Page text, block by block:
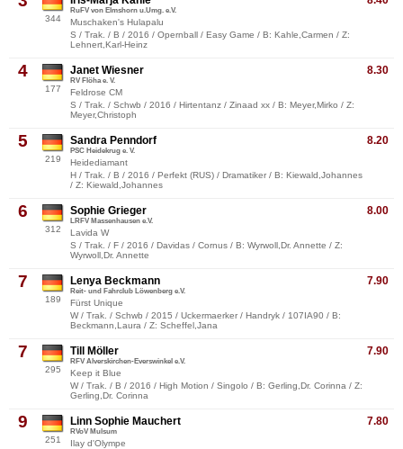
344
RuFV von Elmshorn u.Umg. e.V.
Muschaken's Hulapalu
S / Trak. / B / 2016 / Opernball / Easy Game / B: Kahle,Carmen / Z:
Lehnert,Karl-Heinz
4
177
8.30
Janet Wiesner
RV Flöha e. V.
Feldrose CM
S / Trak. / Schwb / 2016 / Hirtentanz / Zinaad xx / B: Meyer,Mirko / Z:
Meyer,Christoph
5
219
8.20
Sandra Penndorf
PSC Heidekrug e. V.
Heidediamant
H / Trak. / B / 2016 / Perfekt (RUS) / Dramatiker / B: Kiewald,Johannes
/ Z: Kiewald,Johannes
6
312
8.00
Sophie Grieger
LRFV Massenhausen e.V.
Lavida W
S / Trak. / F / 2016 / Davidas / Cornus / B: Wyrwoll,Dr. Annette / Z:
Wyrwoll,Dr. Annette
7
189
7.90
Lenya Beckmann
Reit- und Fahrclub Löwenberg e.V.
Fürst Unique
W / Trak. / Schwb / 2015 / Uckermaerker / Handryk / 107IA90 / B:
Beckmann,Laura / Z: Scheffel,Jana
7
295
7.90
Till Möller
RFV Alverskirchen-Everswinkel e.V.
Keep it Blue
W / Trak. / B / 2016 / High Motion / Singolo / B: Gerling,Dr. Corinna / Z:
Gerling,Dr. Corinna
9
251
7.80
Linn Sophie Mauchert
RVoV Mulsum
Ilay d'Olympe